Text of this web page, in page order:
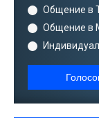
Общение в
Общение в